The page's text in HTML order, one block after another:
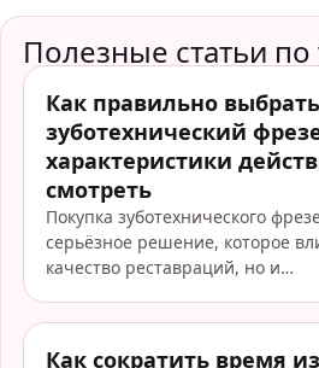
Полезные статьи по
Как правильно выбрать
зуботехнический
характеристики
смотреть
Покупка зуботехнического
серьёзное решение, которое
качество реставраций, но и…
Как сократить время